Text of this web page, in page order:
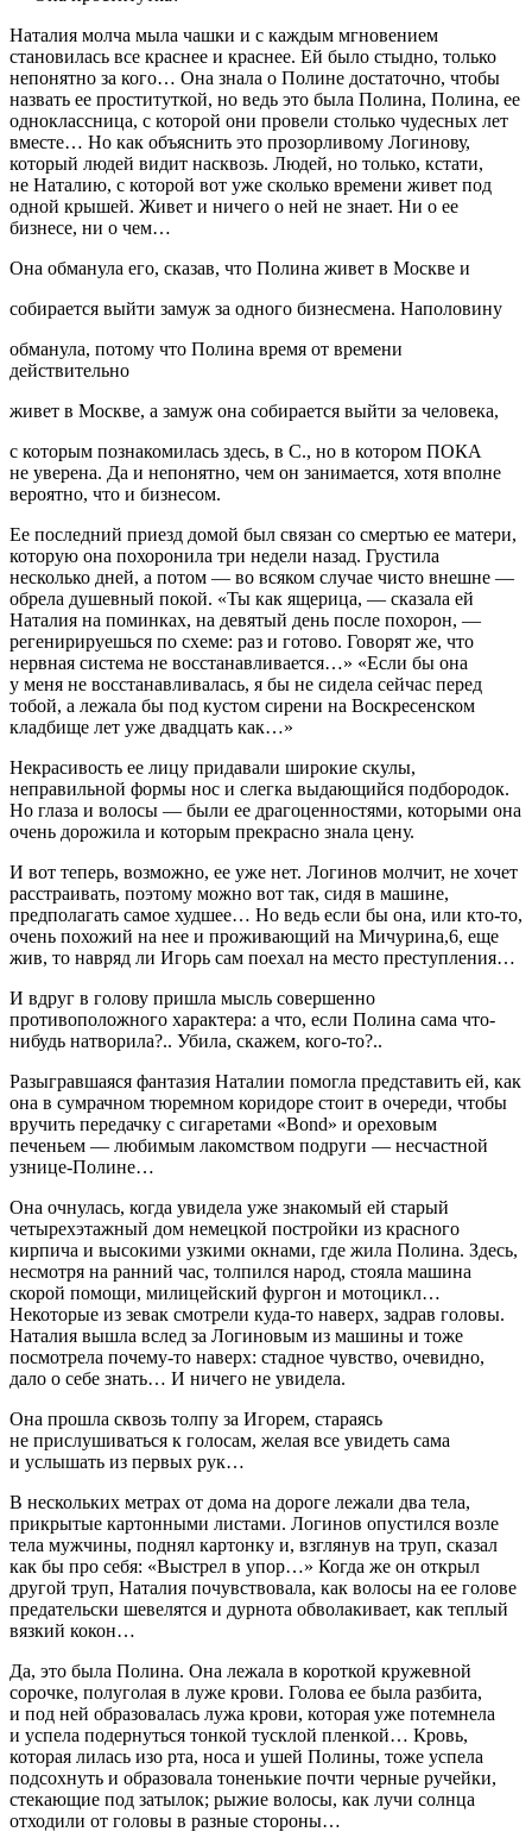
Наталия молча мыла чашки и с каждым мгновением
становилась все краснее и краснее. Ей было стыдно, только
непонятно за кого… Она знала о Полине достаточно, чтобы
назвать ее проституткой, но ведь это была Полина, Полина, ее
одноклассница, с которой они провели столько чудесных лет
вместе… Но как объяснить это прозорливому Логинову,
который людей видит насквозь. Людей, но только, кстати,
не Наталию, с которой вот уже сколько времени живет под
одной крышей. Живет и ничего о ней не знает. Ни о ее
бизнесе, ни о чем…
Она обманула его, сказав, что Полина живет в Москве и
собирается выйти замуж за одного бизнесмена. Наполовину
обманула, потому что Полина время от времени
действительно
живет в Москве, а замуж она собирается выйти за человека,
с которым познакомилась здесь, в С., но в котором ПОКА
не уверена. Да и непонятно, чем он занимается, хотя вполне
вероятно, что и бизнесом.
Ее последний приезд домой был связан со смертью ее матери,
которую она похоронила три недели назад. Грустила
несколько дней, а потом — во всяком случае чисто внешне —
обрела душевный покой. «Ты как ящерица, — сказала ей
Наталия на поминках, на девятый день после похорон, —
регенирируешься по схеме: раз и готово. Говорят же, что
нервная система не восстанавливается…» «Если бы она
у меня не восстанавливалась, я бы не сидела сейчас перед
тобой, а лежала бы под кустом сирени на Воскресенском
кладбище лет уже двадцать как…»
Некрасивость ее лицу придавали широкие скулы,
неправильной формы нос и слегка выдающийся подбородок.
Но глаза и волосы — были ее драгоценностями, которыми она
очень дорожила и которым прекрасно знала цену.
И вот теперь, возможно, ее уже нет. Логинов молчит, не хочет
расстраивать, поэтому можно вот так, сидя в машине,
предполагать самое худшее… Но ведь если бы она, или кто-то,
очень похожий на нее и проживающий на Мичурина,6, еще
жив, то навряд ли Игорь сам поехал на место преступления…
И вдруг в голову пришла мысль совершенно
противоположного характера: а что, если Полина сама что-
нибудь натворила?.. Убила, скажем, кого-то?..
Разыгравшаяся фантазия Наталии помогла представить ей, как
она в сумрачном тюремном коридоре стоит в очереди, чтобы
вручить передачку с сигаретами «Bond» и ореховым
печеньем — любимым лакомством подруги — несчастной
узнице-Полине…
Она очнулась, когда увидела уже знакомый ей старый
четырехэтажный дом немецкой постройки из красного
кирпича и высокими узкими окнами, где жила Полина. Здесь,
несмотря на ранний час, толпился народ, стояла машина
скорой помощи, милицейский фургон и мотоцикл…
Некоторые из зевак смотрели куда-то наверх, задрав головы.
Наталия вышла вслед за Логиновым из машины и тоже
посмотрела почему-то наверх: стадное чувство, очевидно,
дало о себе знать… И ничего не увидела.
Она прошла сквозь толпу за Игорем, стараясь
не прислушиваться к голосам, желая все увидеть сама
и услышать из первых рук…
В нескольких метрах от дома на дороге лежали два тела,
прикрытые картонными листами. Логинов опустился возле
тела мужчины, поднял картонку и, взглянув на труп, сказал
как бы про себя: «Выстрел в упор…» Когда же он открыл
другой труп, Наталия почувствовала, как волосы на ее голове
предательски шевелятся и дурнота обволакивает, как теплый
вязкий кокон…
Да, это была Полина. Она лежала в короткой кружевной
сорочке, полуголая в луже крови. Голова ее была разбита,
и под ней образовалась лужа крови, которая уже потемнела
и успела подернуться тонкой тусклой пленкой… Кровь,
которая лилась изо рта, носа и ушей Полины, тоже успела
подсохнуть и образовала тоненькие почти черные ручейки,
стекающие под затылок; рыжие волосы, как лучи солнца
отходили от головы в разные стороны…